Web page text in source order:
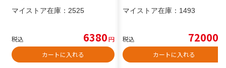
マイストア在庫： 2525
税込 6380円
カートに入れる
マイストア在庫： 1493
税込 72000
カートに入れる